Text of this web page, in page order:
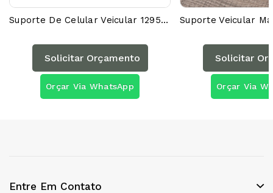
Suporte De Celular Veicular 12955AG
Solicitar Orçamento
Orçar Via WhatsApp
Solicitar
Orçar Via
Entre Em Contato